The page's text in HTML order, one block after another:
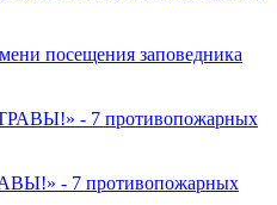
посещения заповедника
- 7 противопожарных